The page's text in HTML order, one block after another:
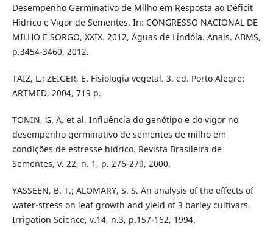
Desempenho Germinativo de Milho em Resposta ao Déficit
Hídrico e Vigor de Sementes. In: CONGRESSO NACIONAL DE
MILHO E SORGO, XXIX. 2012, Águas de Lindóia. Anais. ABMS,
p.3454-3460, 2012.
TAIZ, L.; ZEIGER, E. Fisiologia vegetal. 3. ed. Porto Alegre:
ARTMED, 2004, 719 p.
TONIN, G. A. et al. Influência do genótipo e do vigor no
desempenho germinativo de sementes de milho em
condições de estresse hídrico. Revista Brasileira de
Sementes, v. 22, n. 1, p. 276-279, 2000.
YASSEEN, B. T.; ALOMARY, S. S. An analysis of the effects of
water-stress on leaf growth and yield of 3 barley cultivars.
Irrigation Science, v.14, n.3, p.157-162, 1994.